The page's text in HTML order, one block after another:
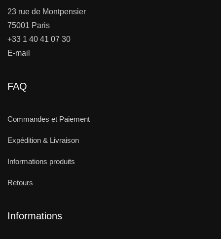
23 rue de Montpensier
75001 Paris
+33 1 40 41 07 30
E-mail
FAQ
Commandes et Paiement
Expédition & Livraison
Informations produits
Retours
Informations